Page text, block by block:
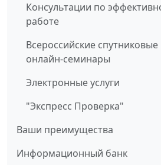
Консультации по
работе
Всероссийские спутниковые
онлайн-семинары
Электронные услуги
"Экспресс Проверка"
Ваши преимущества
Информационный банк